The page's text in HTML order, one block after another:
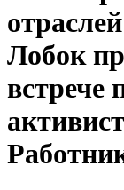
Лобок
встрече